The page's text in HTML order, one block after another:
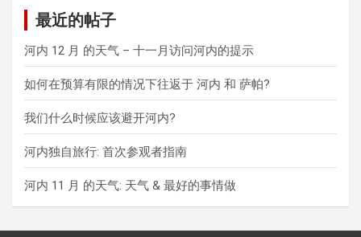
最近的帖子
河内 12 月 的天气 – 十一月访问河内的提示
如何在预算有限的情况下往返于 河内 和 萨帕?
我们什么时候应该避开河内?
河内独自旅行: 首次参观者指南
河内 11 月 的天气: 天气 & 最好的事情做